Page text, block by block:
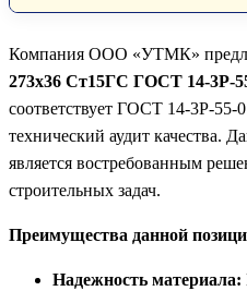
Компания ООО «УТМК»
273х36 Ст15ГС ГОСТ 14-3Р-
соответствует ГОСТ 14-3Р-55-
технический аудит качества.
является востребованным
строительных задач.
Преимущества данной
Надежность материала: